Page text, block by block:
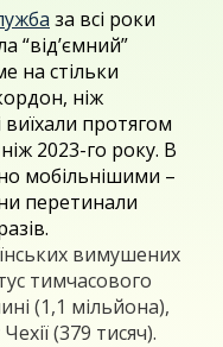
за всі роки
“від’ємний”
на стільки
ніж
виїхали протягом
2023-го року. В
мобільнішими –
перетинали
вимушених
тимчасового
(1,1 мільйона),
(379 тисяч).